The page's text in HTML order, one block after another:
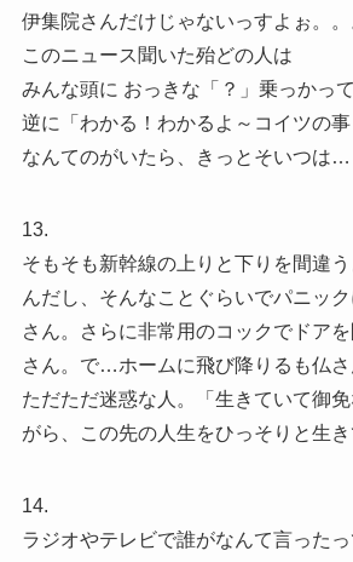
伊集院さんだけじゃないっすよぉ。。
このニュース聞いた殆どの人は
みんな頭に おっきな「？」乗っかっ
逆に「わかる！わかるよ～コイツの事
なんてのがいたら、きっとそいつは
13.
そもそも新幹線の上りと下りを間違
んだし、そんなことぐらいでパニッ
さん。さらに非常用のコックでドア
さん。で…ホームに飛び降りるも仏さ
ただただ迷惑な人。「生きていて御
がら、この先の人生をひっそりと生き
14.
ラジオやテレビで誰がなんて言った